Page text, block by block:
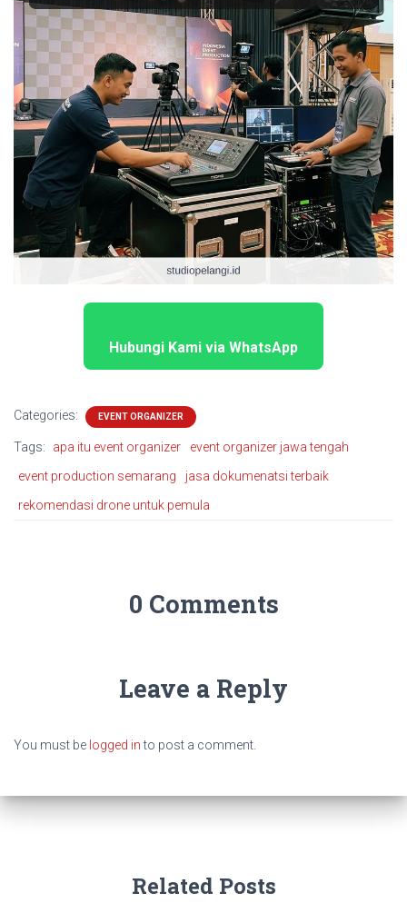
Hubungi Kami via WhatsApp
Categories: EVENT ORGANIZER
Tags: apa itu event organizer
event organizer jawa tengah
event production semarang
jasa dokumenatsi terbaik
rekomendasi drone untuk pemula
0 Comments
Leave a Reply
You must be logged into post a comment.
Related Posts